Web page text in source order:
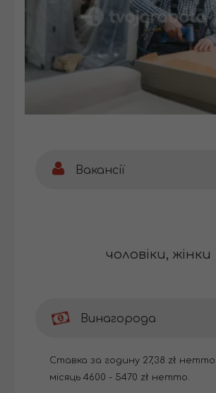
Вакансії
чоловіки, жінки
Винагорода
Ставка за годину 27,38 zł
місяць 4600 - 5470 zł нетто.